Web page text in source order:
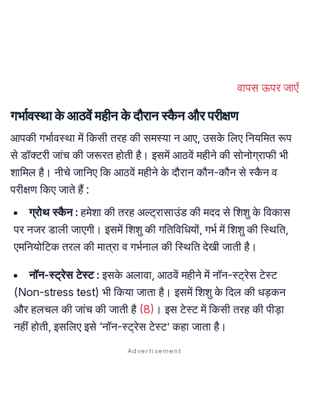
वापस ऊपर जाएँ
गर्भावस्था के आठवें महीन के दौरान स्कैन और परीक्षण
आपकी गर्भावस्था में किसी तरह की समस्या न आए, उसके लिए नियमित रूप
से डॉक्टरी जांच की जरूरत होती है। इसमें आठवें महीने की सोनोग्राफी भी
शामिल है। नीचे जानिए कि आठवें महीने के दौरान कौन-कौन से स्कैन व
परीक्षण किए जाते हैं :
ग्रोथ स्कैन : हमेशा की तरह अल्ट्रासाउंड की मदद से शिशु के विकास
पर नजर डाली जाएगी। इसमें शिशु की गतिविधियों, गर्भ में शिशु की स्थिति,
एमनियोटिक तरल की मात्रा व गर्भनाल की स्थिति देखी जाती है।
नॉन-स्ट्रेस टेस्ट : इसके अलावा, आठवें महीने में नॉन-स्ट्रेस टेस्ट
(Non-stress test) भी किया जाता है। इसमें शिशु के दिल की धड़कन
और हलचल की जांच की जाती है (8) । इस टेस्ट में किसी तरह की पीड़ा
नहीं होती, इसलिए इसे ‘नॉन-स्ट्रेस टेस्ट’ कहा जाता है।